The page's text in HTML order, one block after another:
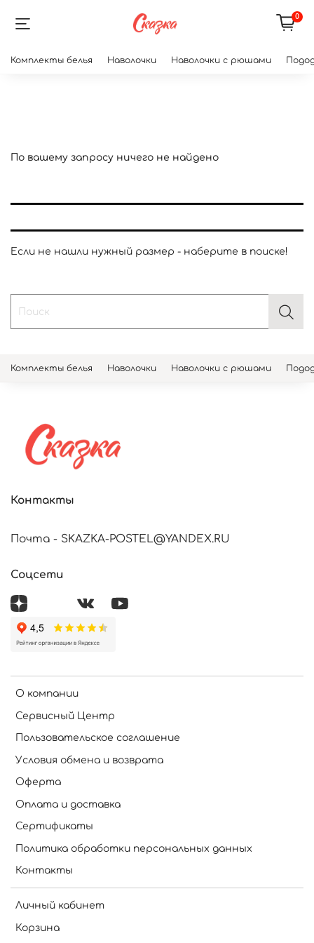
0
Комплекты белья Наволочки Наволочки с рюшами
По вашему запросу ничего не найдено
Если не нашли нужный размер - наберите в поиске!
Комплекты белья Наволочки Наволочки с рюшами
О компании
Сервисный Центр
Пользовательское соглашение
Условия обмена и возврата
Оферта
Оплата и доставка
Сертификаты
Политика обработки персональных данных
Контакты
Личный кабинет
Корзина
Контакты
Почта - SKAZKA-POSTEL@YANDEX.RU
Соцсети